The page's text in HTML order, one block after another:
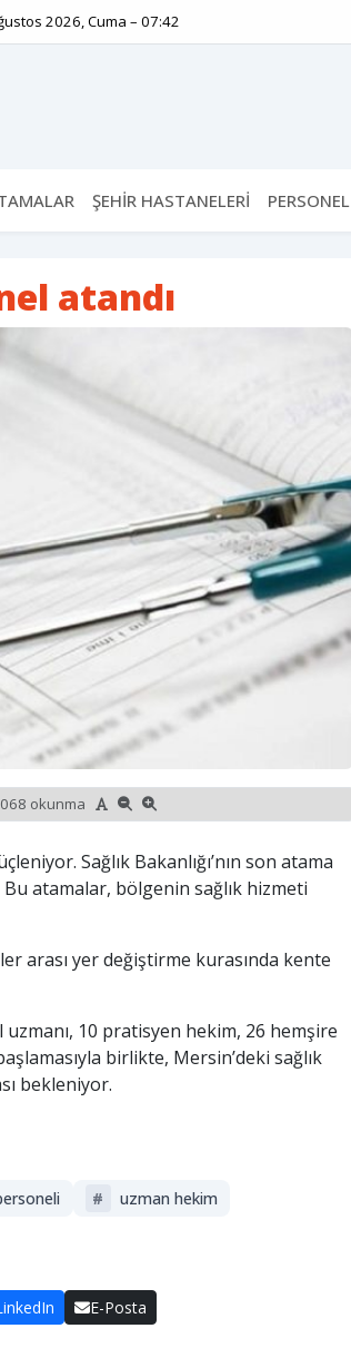
2026, Cuma – 07:42
ŞEHİR HASTANELERİ PERSONEL
atandı
okunma
Sağlık Bakanlığı’nın son atama
atamalar, bölgenin sağlık hizmeti
arası yer değiştirme kurasında kente
10 pratisyen hekim, 26 hemşire
birlikte, Mersin’deki sağlık
bekleniyor.
# uzman hekim
E-Posta